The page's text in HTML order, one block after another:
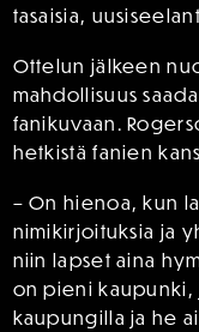
tasaisia,
Ottelun jälkeen
mahdollisuus
fanikuvaan.
hetkistä fanien
– On hienoa, kun
nimikirjoituksia ja
niin lapset aina
on pieni
kaupungilla ja he